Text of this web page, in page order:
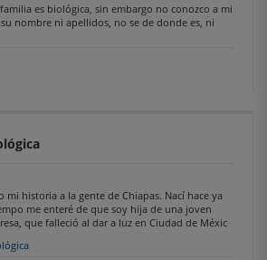
es biológica, sin embargo no conozco a mi
nombre ni apellidos, no se de donde es, ni
mi historia a la gente de Chiapas. Nací hace ya
me enteré de que soy hija de una joven
que falleció al dar a luz en Ciudad de Méxic